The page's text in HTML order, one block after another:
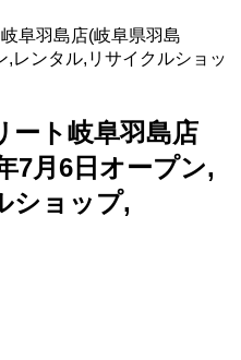
阜羽島店(岐阜県羽島
レンタル,リサイクルショッ
ート岐阜羽島店
7月6日オープン,
ショップ,